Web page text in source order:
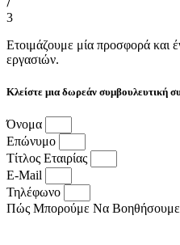
3
Ετοιμάζουμε μία προσφορά και
εργασιών.
Κλείστε μια δωρεάν συμβουλευτική
Όνομα
Επώνυμο
Τίτλος Εταιρίας
E-Mail
Τηλέφωνο
Πώς Μπορούμε Να